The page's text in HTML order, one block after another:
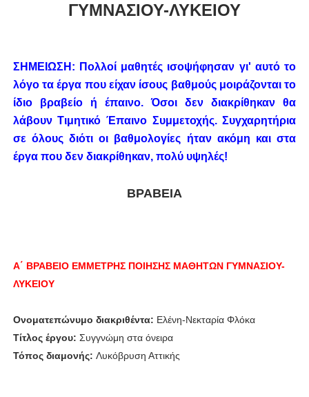
ΓΥΜΝΑΣΙΟΥ-ΛΥΚΕΙΟΥ
ΣΗΜΕΙΩΣΗ: Πολλοί μαθητές ισοψήφησαν γι' αυτό το
λόγο τα έργα που είχαν ίσους βαθμούς μοιράζονται το
ίδιο βραβείο ή έπαινο. Όσοι δεν διακρίθηκαν θα
λάβουν Τιμητικό Έπαινο Συμμετοχής. Συγχαρητήρια
σε όλους διότι οι βαθμολογίες ήταν ακόμη και στα
έργα που δεν διακρίθηκαν, πολύ υψηλές!
ΒΡΑΒΕΙΑ
Α΄ ΒΡΑΒΕΙΟ ΕΜΜΕΤΡΗΣ ΠΟΙΗΣΗΣ ΜΑΘΗΤΩΝ ΓΥΜΝΑΣΙΟΥ-
ΛΥΚΕΙΟΥ
Ονοματεπώνυμο διακριθέντα: Ελένη-Νεκταρία Φλόκα
Τίτλος έργου: Συγγνώμη στα όνειρα
Τόπος διαμονής: Λυκόβρυση Αττικής